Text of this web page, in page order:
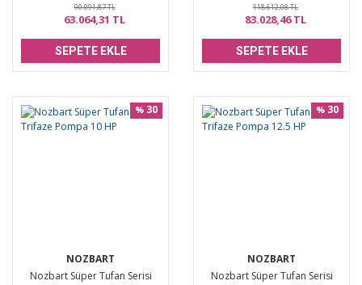
90.091,87 TL
63.064,31 TL
SEPETE EKLE
118.612,08 TL
83.028,46 TL
SEPETE EKLE
NOZBART
Nozbart Süper Tufan Serisi
% 30
NOZBART
Nozbart Süper Tufan Serisi
% 30